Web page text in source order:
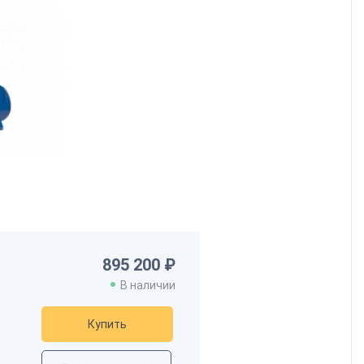
895 200 ₽
В наличии
Купить